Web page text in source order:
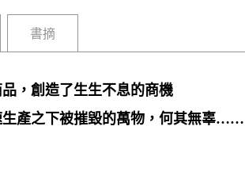
書摘
，創造了生生不息的商機
生產之下被摧毀的萬物，何其無辜……